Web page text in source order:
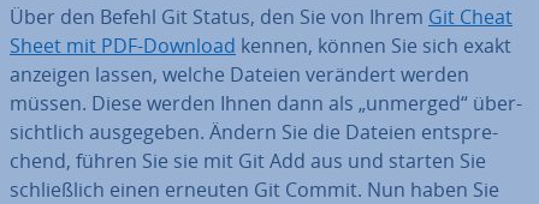
Über den Befehl Git Status, den Sie von Ihrem Git Cheat
Sheet mit PDF-Download kennen, können Sie sich exakt
anzeigen lassen, welche Dateien verändert werden
müssen. Diese werden Ihnen dann als „unmerged“ über­
sicht­lich aus­ge­ge­ben. Ändern Sie die Dateien ent­spre­
chend, führen Sie sie mit Git Add aus und starten Sie
schließ­lich einen erneuten Git Commit. Nun haben Sie